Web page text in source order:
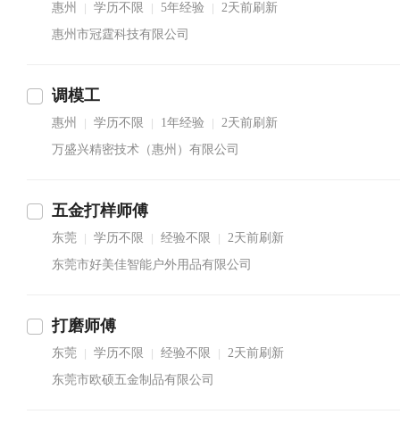
惠州 学历不限 5年经验
2天前刷新
惠州市冠霆科技有限公司
调模工
惠州 学历不限 1年经验
2天前刷新
万盛兴精密技术（惠州）有限公司
五金打样师傅
东莞 学历不限 经验不限
2天前刷新
东莞市好美佳智能户外用品有限公司
打磨师傅
东莞 学历不限 经验不限
2天前刷新
东莞市欧硕五金制品有限公司